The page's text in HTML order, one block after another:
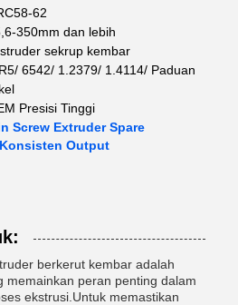
62
350mm dan lebih
sekrup kembar
6542/ 1.2379/ 1.4114/ Paduan
Presisi Tinggi
Screw Extruder Spare
Output
berkerut kembar adalah
memainkan peran penting dalam
ekstrusi.Untuk memastikan